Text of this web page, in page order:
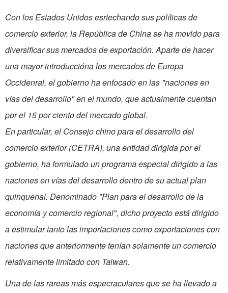
Con los Estados Unidos esrtechando sus políticas de
comercio exterior, la República de China se ha movido para
diversificar sus mercados de exportación. Aparte de hacer
una mayor introduccióna los mercados de Europa
Occidenral, el gobierno ha enfocado en las "naciones en
vías del desarrollo" en el mundo, que actualmente cuentan
por el 15 por ciento del mercado global.
En particular, el Consejo chino para el desarrollo del
comercio exterior (CETRA), una entidad dirigida por el
gobierno, ha formulado un programa especial dirigido a las
naciones en vías del desarrollo dentro de su actual plan
quinquenal. Denominado "Plan para el desarrollo de la
economía y comercio regional", dicho proyecto está dirigido
a estimular tanto las importaciones como exportaciones con
naciones que anteriormente tenían solamente un comercio
relativamente limitado con Taiwan.
Una de las rareas más especraculares que se ha llevado a